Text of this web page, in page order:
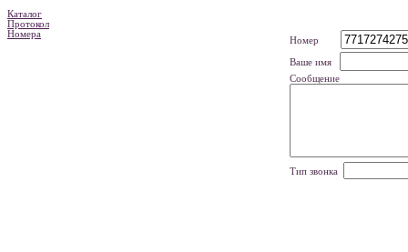
Каталог
Протокол
Номера
Номер
Ваше имя
Сообщение
Тип звонка